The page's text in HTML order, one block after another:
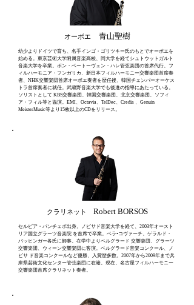
オーボエ 青山聖樹
幼少よりドイツで育ち、名手インゴ・ゴリツキー氏のもとでオーボエを
始める。東京芸術大学附属音楽高校、同大学を経てシュトウットガルト
音楽大学を卒業。ボン・ベートーヴェン・ハレ管弦楽団の首席代行、フ
ィルハーモニア・フンガリカ、新日本フィルハーモニー交響楽団首席奏
者、NHK交響楽団首席オーボエ奏者を歴任後、 韓国チェンバーオーケス
トラ首席奏者に就任。武蔵野音楽大学でも後進の指導にあたっている。
ソリストとして KBS交響楽団、韓国交響楽団、北京交響楽団、ソフィ
ア・フィル等と協演。EMI、Octavia、TelDec、Credia 、Genuin
MeisterMusic等より15枚以上のCDをリリース。
クラリネット Robert BORSOS
セルビア・パンチェボ出身。ノビサド音楽大学を経て、2003年オースト
リア国立グラーツ音楽院 を首席で卒業。ベラ•コヴァーチ、ゲラルド・
パッヒンガー各氏に師事。在学中よりベルグラード 交響楽団、グラーツ
交響楽団、ウィーン交響楽団に客演。ベルグラード音楽コンクール、ノ
ビサ ド音楽コンクールなど優勝、入賞歴多数。2007年から2009年まで兵
庫県芸術文化センター管弦楽団に在籍。現在、名古屋フィルハーモニー
交響楽団首席クラリネット奏者。